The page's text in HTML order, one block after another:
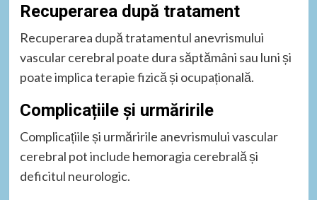
Recuperarea după tratament
Recuperarea după tratamentul anevrismului
vascular cerebral poate dura săptămâni sau luni și
poate implica terapie fizică și ocupațională.
Complicațiile și urmăririle
Complicațiile și urmăririle anevrismului vascular
cerebral pot include hemoragia cerebrală și
deficitul neurologic.